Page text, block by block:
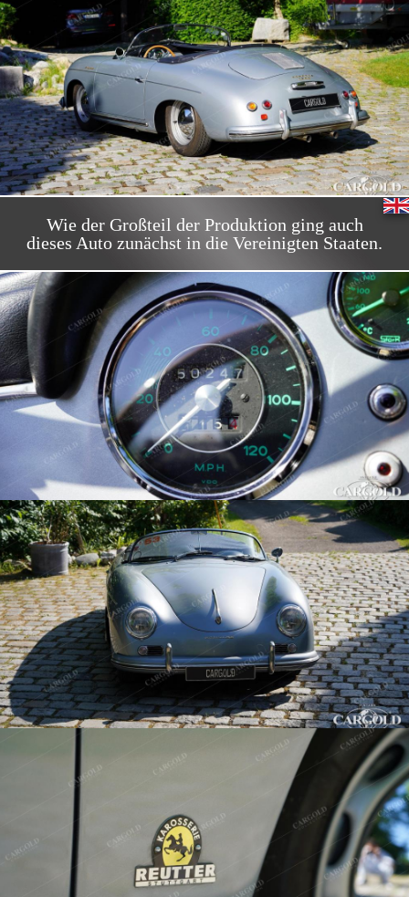
Wie der Großteil der Produktion ging auch
dieses Auto zunächst in die Vereinigten Staaten.